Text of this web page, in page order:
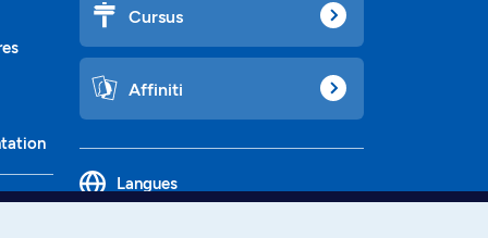
Cursus
Affiniti
Langues